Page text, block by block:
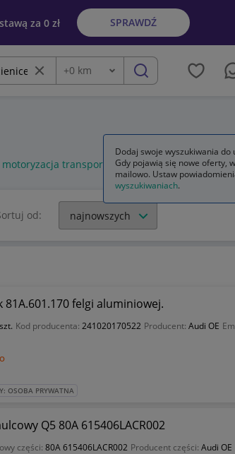
za 0 zł SPRAWDŹ
Wyczyść frazę
Odległość
+0 km szukaj
motoryzacja transport polska motoryzacja
od:
81A.601.170 felgi aluminiowej.
Kod producenta: 241020170522 Producent: Audi OE
OSOBA PRYWATNA
Q5 80A 615406LACR002
części: 80A 615406LACR002 Producent części: Audi OE
Dodaj swoje wyszukiwania do
Gdy pojawią się nowe oferty,
mailowo. Ustaw
wyszukiwaniach.